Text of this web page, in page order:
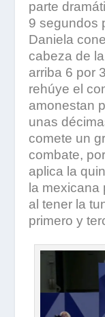
parte
9 segundos
Daniela
cabeza de
arriba 6 por
rehúye el
amonestan
unas
comete un
combate,
aplica la
la mexicana
al tener la
primero y